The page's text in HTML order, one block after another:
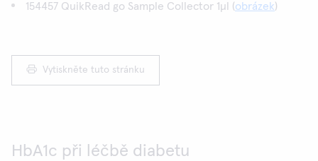
154457 QuikRead go Sample Collector 1µl (obrázek)
Vytiskněte tuto stránku
HbA1c při léčbě diabetu